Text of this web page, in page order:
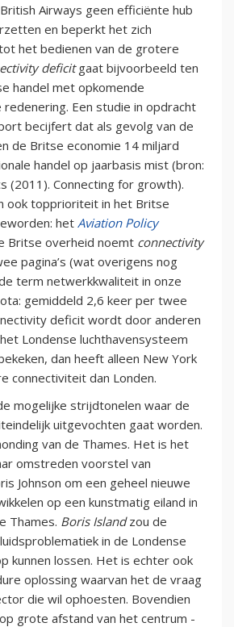
Airways geen efficiënte hub
en beperkt het zich
het bedienen van de grotere
deficitgaat bijvoorbeeld ten
handel met opkomende
redenering. Een studie in opdracht
becijfert dat als gevolg van de
de Britse economie 14 miljard
handel op jaarbasis mist (bron:
(2011). Connecting for growth).
ook topprioriteit in het Britse
het Aviation Policy
Britse overheid noemt connectivity
pagina’s (wat overigens nog
term netwerkkwaliteit in onze
gemiddeld 2,6 keer per twee
deficit wordt door anderen
Londense luchthavensysteem
dan heeft alleen New York
connectiviteit dan Londen.
mogelijke strijdtonelen waar de
uitgevochten gaat worden.
van de Thames. Het is het
omstreden voorstel van
Johnson om een geheel nieuwe
op een kunstmatig eiland in
Thames. Boris Islandzou de
in de Londense
kunnen lossen. Het is echter ook
oplossing waarvan het de vraag
die wil ophoesten. Bovendien
grote afstand van het centrum -